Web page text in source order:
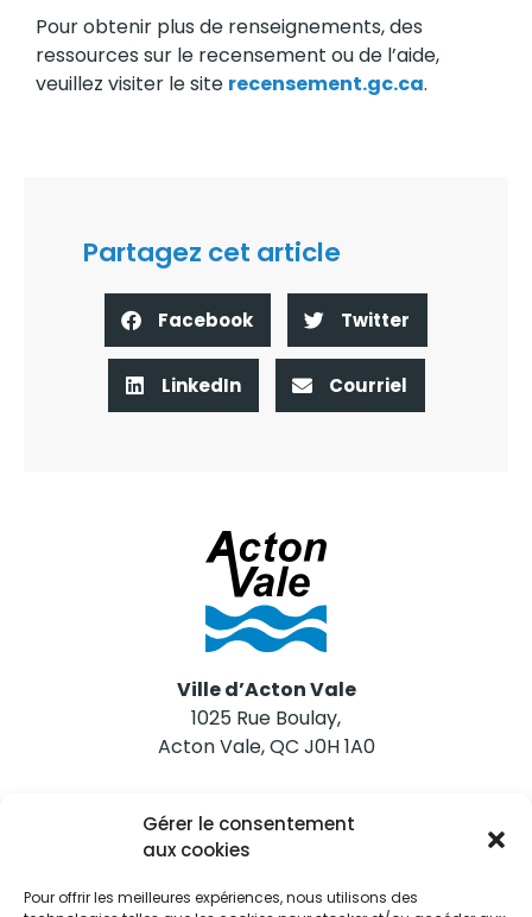
Gérer le consentement
aux cookies
Pour offrir les meilleures expériences, nous utilisons des
Pour obtenir plus de renseignements, des
ressources sur le recensement ou de l’aide,
veuillez visiter le site recensement.gc.ca.
Partagez cet article
Facebook Twitter
LinkedIn Courriel
Ville d’Acton Vale
1025 Rue Boulay,
Acton Vale, QC J0H 1A0
Nous joindre
Tél. 450 546-2703